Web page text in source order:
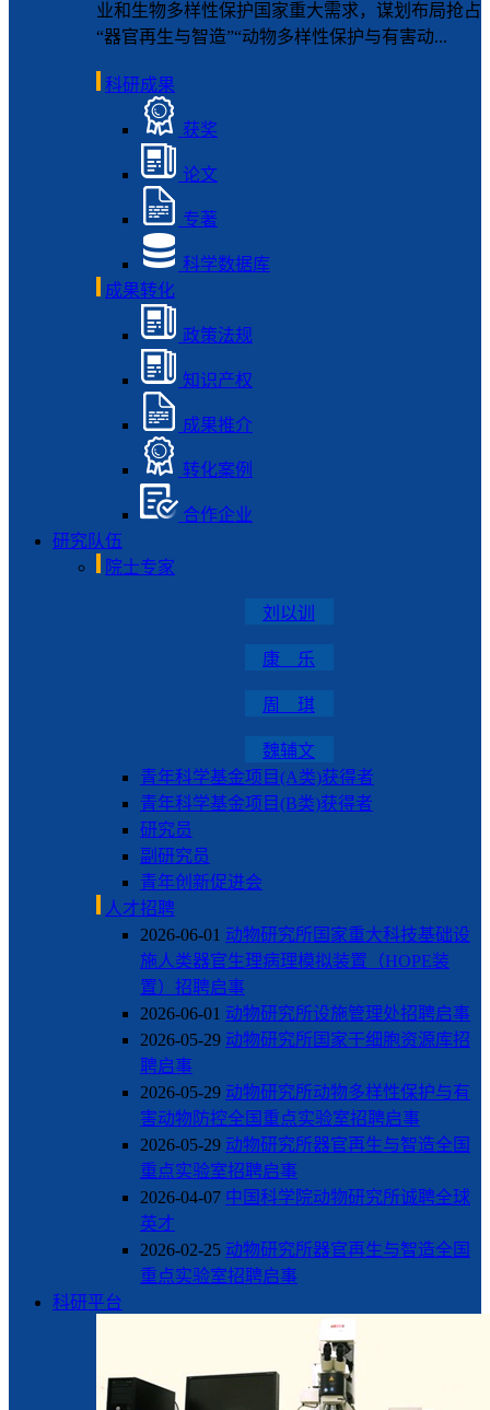
业和生物多样性保护国家重大需求，谋划布局抢占
“器官再生与智造”“动物多样性保护与有害动...
科研成果
获奖
论文
专著
科学数据库
成果转化
政策法规
知识产权
成果推介
转化案例
合作企业
研究队伍
院士专家
刘以训
康 乐
周 琪
魏辅文
青年科学基金项目(A类)获得者
青年科学基金项目(B类)获得者
研究员
副研究员
青年创新促进会
人才招聘
2026-06-01 动物研究所国家重大科技基础设
施人类器官生理病理模拟装置（HOPE装
置）招聘启事
2026-06-01 动物研究所设施管理处招聘启事
2026-05-29 动物研究所国家干细胞资源库招
聘启事
2026-05-29 动物研究所动物多样性保护与有
害动物防控全国重点实验室招聘启事
2026-05-29 动物研究所器官再生与智造全国
重点实验室招聘启事
2026-04-07 中国科学院动物研究所诚聘全球
英才
2026-02-25 动物研究所器官再生与智造全国
重点实验室招聘启事
科研平台